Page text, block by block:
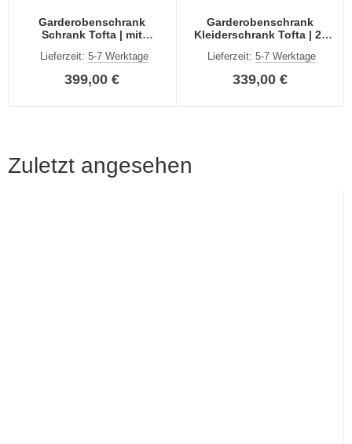
Garderobenschrank
Schrank Tofta | mit
Eiche
Lieferzeit: 5-7 Werktage
399,00 €
Garderobenschrank
Kleiderschrank Tofta | 2-
Lieferzeit:5-7 Werktage
339,00 €
Zuletzt angesehen